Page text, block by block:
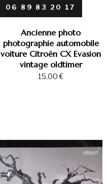
06 89 83 20 17
Ancienne photo
photographie automobile
voiture Citroën CX Evasion
vintage oldtimer
15.00€